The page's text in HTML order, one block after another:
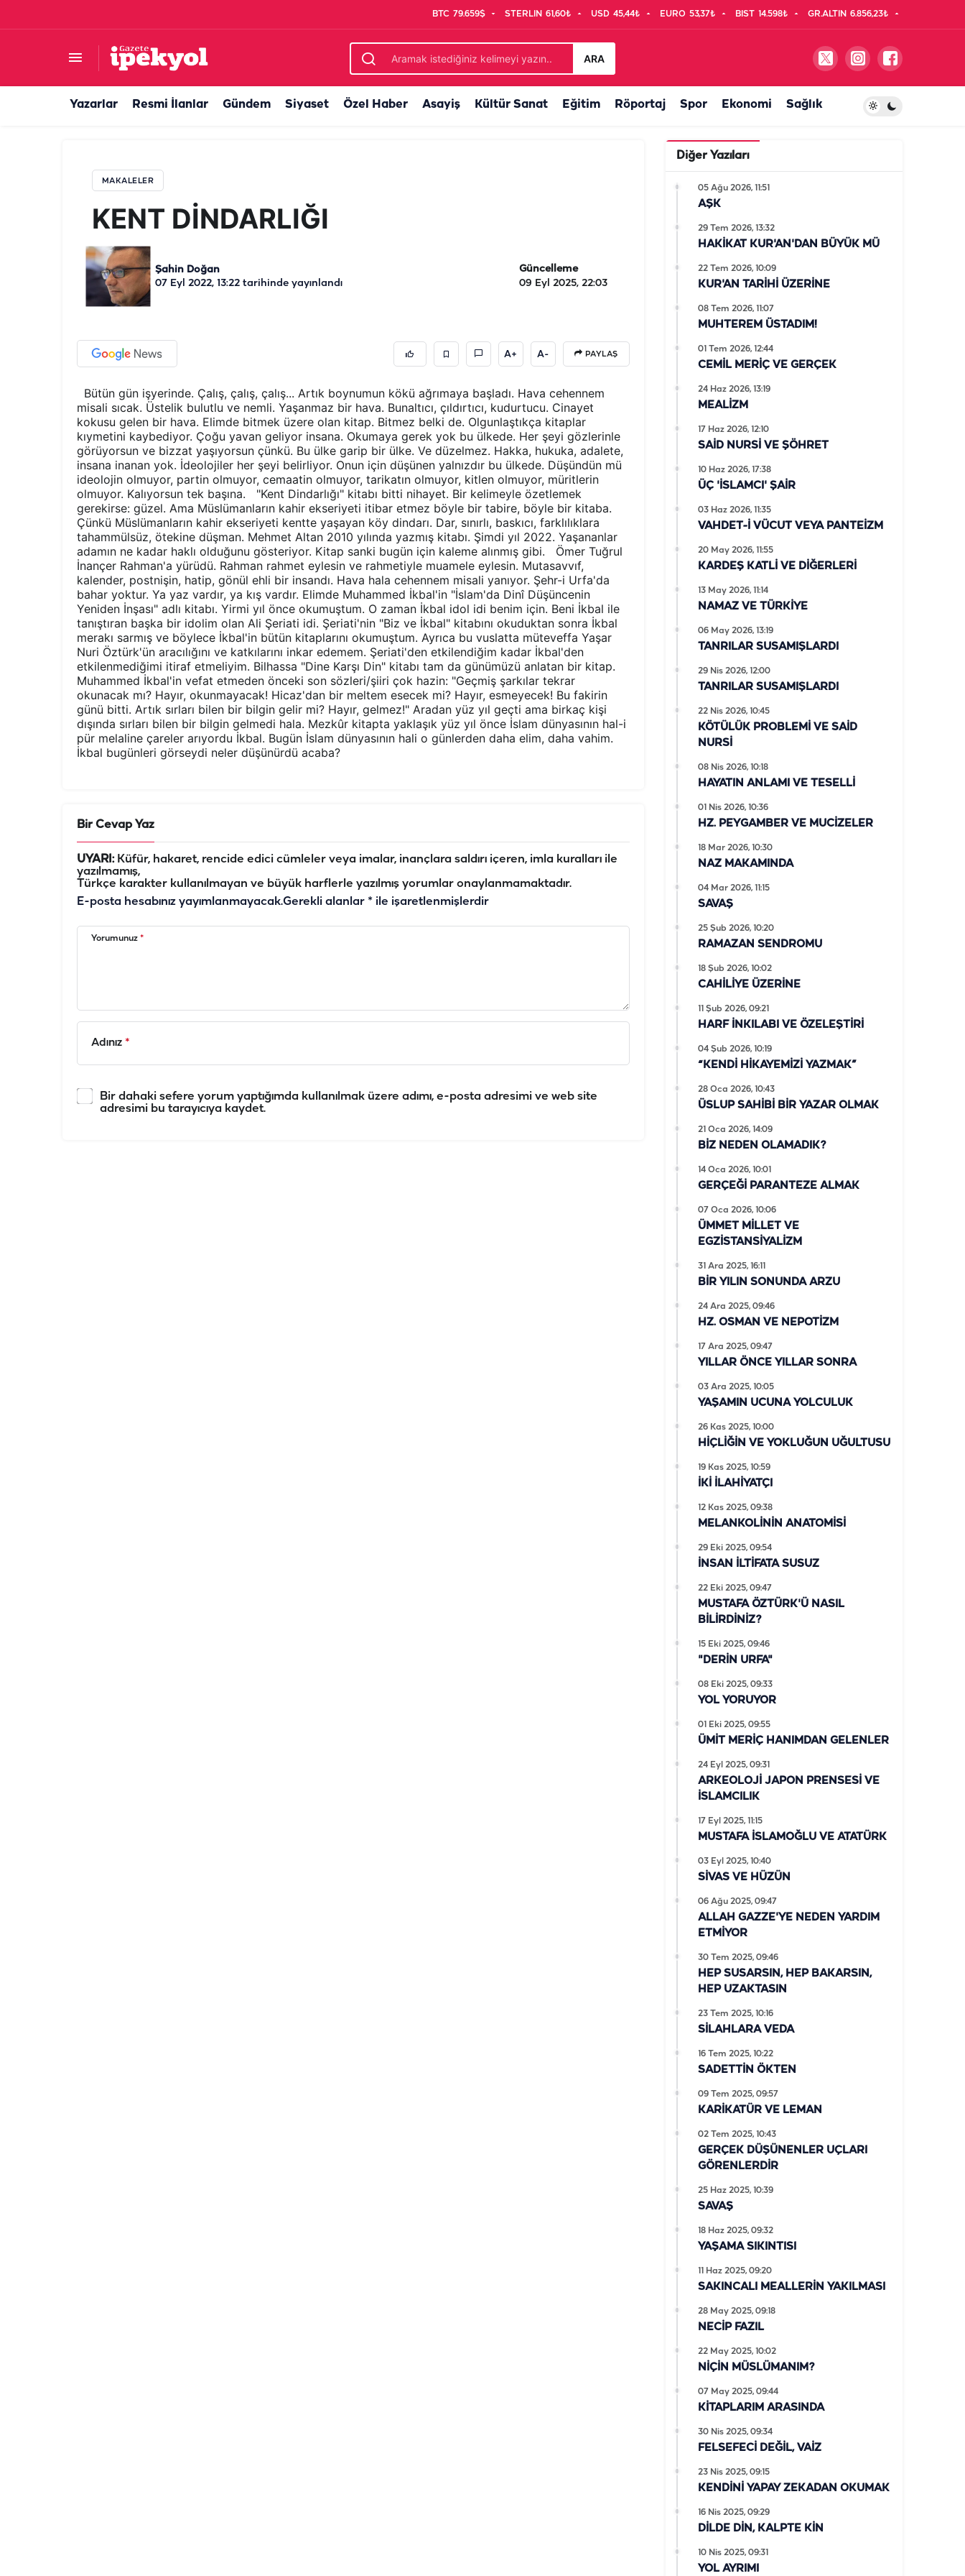
BTC 79.659$ STERLIN 61,60₺ USD 45,44₺ EURO 53,37₺ BIST 14.598₺ GR.ALTIN 6.856,23₺
ARA
Yazarlar Resmi İlanlar Gündem Siyaset Özel Haber Asayiş Kültür Sanat Eğitim Röportaj Spor Ekonomi Sağlık
MAKALELER
KENT DİNDARLIĞI
Şahin Doğan
07 Eyl 2022, 13:22 tarihinde yayınlandı
Güncelleme
09 Eyl 2025, 22:03
A+ A- PAYLAŞ
Bütün gün işyerinde. Çalış, çalış, çalış... Artık boynumun kökü ağrımaya başladı. Hava cehennem
misali sıcak. Üstelik bulutlu ve nemli. Yaşanmaz bir hava. Bunaltıcı, çıldırtıcı, kudurtucu. Cinayet
kokusu gelen bir hava. Elimde bitmek üzere olan kitap. Bitmez belki de. Olgunlaştıkça kitaplar
kıymetini kaybediyor. Çoğu yavan geliyor insana. Okumaya gerek yok bu ülkede. Her şeyi gözlerinle
görüyorsun ve bizzat yaşıyorsun çünkü. Bu ülke garip bir ülke. Ve düzelmez. Hakka, hukuka, adalete,
insana inanan yok. İdeolojiler her şeyi belirliyor. Onun için düşünen yalnızdır bu ülkede. Düşündün mü
ideolojin olmuyor, partin olmuyor, cemaatin olmuyor, tarikatın olmuyor, kitlen olmuyor, müritlerin
olmuyor. Kalıyorsun tek başına. "Kent Dindarlığı" kitabı bitti nihayet. Bir kelimeyle özetlemek
gerekirse: güzel. Ama Müslümanların kahir ekseriyeti itibar etmez böyle bir tabire, böyle bir kitaba.
Çünkü Müslümanların kahir ekseriyeti kentte yaşayan köy dindarı. Dar, sınırlı, baskıcı, farklılıklara
tahammülsüz, ötekine düşman. Mehmet Altan 2010 yılında yazmış kitabı. Şimdi yıl 2022. Yaşananlar
adamın ne kadar haklı olduğunu gösteriyor. Kitap sanki bugün için kaleme alınmış gibi. Ömer Tuğrul
İnançer Rahman'a yürüdü. Rahman rahmet eylesin ve rahmetiyle muamele eylesin. Mutasavvıf,
kalender, postnişin, hatip, gönül ehli bir insandı. Hava hala cehennem misali yanıyor. Şehr-i Urfa'da
bahar yoktur. Ya yaz vardır, ya kış vardır. Elimde Muhammed İkbal'in "İslam'da Dinî Düşüncenin
Yeniden İnşası" adlı kitabı. Yirmi yıl önce okumuştum. O zaman İkbal idol idi benim için. Beni İkbal ile
tanıştıran başka bir idolim olan Ali Şeriati idi. Şeriati'nin "Biz ve İkbal" kitabını okuduktan sonra İkbal
merakı sarmış ve böylece İkbal'in bütün kitaplarını okumuştum. Ayrıca bu vuslatta müteveffa Yaşar
Nuri Öztürk'ün aracılığını ve katkılarını inkar edemem. Şeriati'den etkilendiğim kadar İkbal'den
etkilenmediğimi itiraf etmeliyim. Bilhassa "Dine Karşı Din" kitabı tam da günümüzü anlatan bir kitap.
Muhammed İkbal'in vefat etmeden önceki son sözleri/şiiri çok hazin: "Geçmiş şarkılar tekrar
okunacak mı? Hayır, okunmayacak! Hicaz'dan bir meltem esecek mi? Hayır, esmeyecek! Bu fakirin
günü bitti. Artık sırları bilen bir bilgin gelir mi? Hayır, gelmez!" Aradan yüz yıl geçti ama birkaç kişi
dışında sırları bilen bir bilgin gelmedi hala. Mezkûr kitapta yaklaşık yüz yıl önce İslam dünyasının hal-i
pür melaline çareler arıyordu İkbal. Bugün İslam dünyasının hali o günlerden daha elim, daha vahim.
İkbal bugünleri görseydi neler düşünürdü acaba?
Bir Cevap Yaz
UYARI:Küfür, hakaret, rencide edici cümleler veya imalar, inançlara saldırı içeren, imla kuralları ile
yazılmamış,
Türkçe karakter kullanılmayan ve büyük harflerle yazılmış yorumlar onaylanmamaktadır.
E-posta hesabınız yayımlanmayacak.Gerekli alanlar * ile işaretlenmişlerdir
Yorumunuz *
Adınız *
Bir dahaki sefere yorum yaptığımda kullanılmak üzere adımı, e-posta adresimi ve web site
adresimi bu tarayıcıya kaydet.
Diğer Yazıları
AŞK
05 Ağu 2026, 11:51
HAKİKAT KUR'AN'DAN BÜYÜK MÜ
29 Tem 2026, 13:32
KUR'AN TARİHİ ÜZERİNE
22 Tem 2026, 10:09
MUHTEREM ÜSTADIM!
08 Tem 2026, 11:07
CEMİL MERİÇ VE GERÇEK
01 Tem 2026, 12:44
MEALİZM
24 Haz 2026, 13:19
SAİD NURSİ VE ŞÖHRET
17 Haz 2026, 12:10
ÜÇ 'İSLAMCI' ŞAİR
10 Haz 2026, 17:38
VAHDET-İ VÜCUT VEYA PANTEİZM
03 Haz 2026, 11:35
KARDEŞ KATLİ VE DİĞERLERİ
20 May 2026, 11:55
NAMAZ VE TÜRKİYE
13 May 2026, 11:14
TANRILAR SUSAMIŞLARDI
06 May 2026, 13:19
TANRILAR SUSAMIŞLARDI
29 Nis 2026, 12:00
KÖTÜLÜK PROBLEMİ VE SAİD
NURSİ
22 Nis 2026, 10:45
HAYATIN ANLAMI VE TESELLİ
08 Nis 2026, 10:18
HZ. PEYGAMBER VE MUCİZELER
01 Nis 2026, 10:36
NAZ MAKAMINDA
18 Mar 2026, 10:30
SAVAŞ
04 Mar 2026, 11:15
RAMAZAN SENDROMU
25 Şub 2026, 10:20
CAHİLİYE ÜZERİNE
18 Şub 2026, 10:02
HARF İNKILABI VE ÖZELEŞTİRİ
11 Şub 2026, 09:21
“KENDİ HİKAYEMİZİ YAZMAK”
04 Şub 2026, 10:19
ÜSLUP SAHİBİ BİR YAZAR OLMAK
28 Oca 2026, 10:43
BİZ NEDEN OLAMADIK?
21 Oca 2026, 14:09
GERÇEĞİ PARANTEZE ALMAK
14 Oca 2026, 10:01
ÜMMET MİLLET VE
EGZİSTANSİYALİZM
07 Oca 2026, 10:06
BİR YILIN SONUNDA ARZU
31 Ara 2025, 16:11
HZ. OSMAN VE NEPOTİZM
24 Ara 2025, 09:46
YILLAR ÖNCE YILLAR SONRA
17 Ara 2025, 09:47
YAŞAMIN UCUNA YOLCULUK
03 Ara 2025, 10:05
HİÇLİĞİN VE YOKLUĞUN UĞULTUSU
26 Kas 2025, 10:00
İKİ İLAHİYATÇI
19 Kas 2025, 10:59
MELANKOLİNİN ANATOMİSİ
12 Kas 2025, 09:38
İNSAN İLTİFATA SUSUZ
29 Eki 2025, 09:54
MUSTAFA ÖZTÜRK'Ü NASIL
BİLİRDİNİZ?
22 Eki 2025, 09:47
"DERİN URFA"
15 Eki 2025, 09:46
YOL YORUYOR
08 Eki 2025, 09:33
ÜMİT MERİÇ HANIMDAN GELENLER
01 Eki 2025, 09:55
ARKEOLOJİ JAPON PRENSESİ VE
İSLAMCILIK
24 Eyl 2025, 09:31
MUSTAFA İSLAMOĞLU VE ATATÜRK
17 Eyl 2025, 11:15
SİVAS VE HÜZÜN
03 Eyl 2025, 10:40
ALLAH GAZZE'YE NEDEN YARDIM
ETMİYOR
06 Ağu 2025, 09:47
HEP SUSARSIN, HEP BAKARSIN,
HEP UZAKTASIN
30 Tem 2025, 09:46
SİLAHLARA VEDA
23 Tem 2025, 10:16
SADETTİN ÖKTEN
16 Tem 2025, 10:22
KARİKATÜR VE LEMAN
09 Tem 2025, 09:57
GERÇEK DÜŞÜNENLER UÇLARI
GÖRENLERDİR
02 Tem 2025, 10:43
SAVAŞ
25 Haz 2025, 10:39
YAŞAMA SIKINTISI
18 Haz 2025, 09:32
SAKINCALI MEALLERİN YAKILMASI
11 Haz 2025, 09:20
NECİP FAZIL
28 May 2025, 09:18
NİÇİN MÜSLÜMANIM?
22 May 2025, 10:02
KİTAPLARIM ARASINDA
07 May 2025, 09:44
FELSEFECİ DEĞİL, VAİZ
30 Nis 2025, 09:34
KENDİNİ YAPAY ZEKADAN OKUMAK
23 Nis 2025, 09:15
DİLDE DİN, KALPTE KİN
16 Nis 2025, 09:29
YOL AYRIMI
10 Nis 2025, 09:31